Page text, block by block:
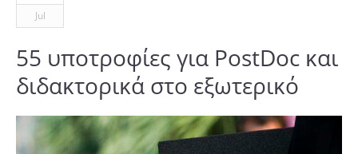
Jul
55 υποτροφίες για PostDoc και
διδακτορικά στο εξωτερικό